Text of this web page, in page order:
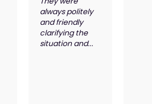
always politely
and friendly
clarifying the
situation and...